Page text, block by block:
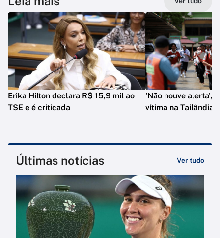
Erika Hilton declara R$ 15,9 mil ao
TSE e é criticada
'Não houve alerta',
vítima na Tailândia
Últimas notícias Ver tudo